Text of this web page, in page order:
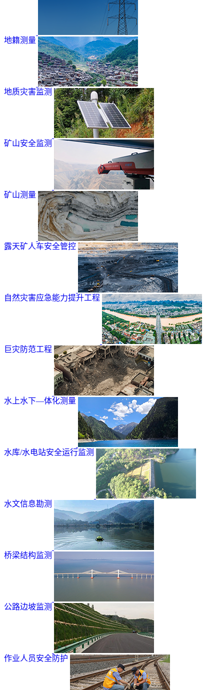
地籍测量
地质灾害监测
矿山安全监测
矿山测量
露天矿人车安全管控
自然灾害应急能力提升工程
巨灾防范工程
水上水下—体化测量
水库/水电站安全运行监测
水文信息勘测
桥梁结构监测
公路边坡监测
作业人员安全防护